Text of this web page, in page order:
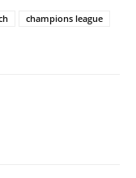
champions league